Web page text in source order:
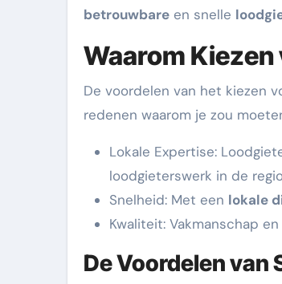
betrouwbare en snelle
Waarom
De voordelen van het kiezen
redenen waarom je zou
Lokale Expertise:
loodgieterswerk in de
Snelheid: Met een lokale
Kwaliteit: Vakmanschap
De Voordelen van